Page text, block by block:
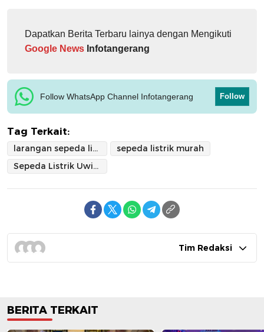
Dapatkan Berita Terbaru lainya dengan Mengikuti
Google News Infotangerang
Follow WhatsApp Channel Infotangerang Follow
Tag Terkait:
larangan sepeda listrik
sepeda listrik murah
Sepeda Listrik Uwinfly Terbaru
Tim Redaksi
BERITA TERKAIT